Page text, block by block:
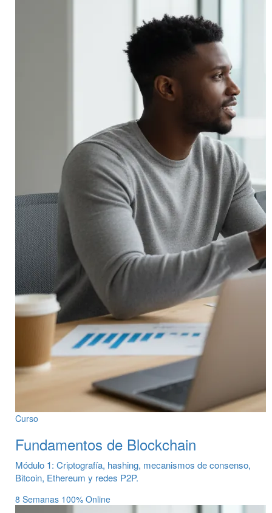
Curso
Fundamentos de Blockchain
Módulo 1: Criptografía, hashing, mecanismos de consenso,
Bitcoin, Ethereum y redes P2P.
8 Semanas 100% Online